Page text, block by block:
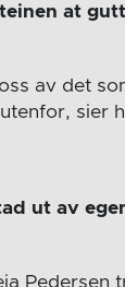
at
av det
sier
ut av
Pedersen